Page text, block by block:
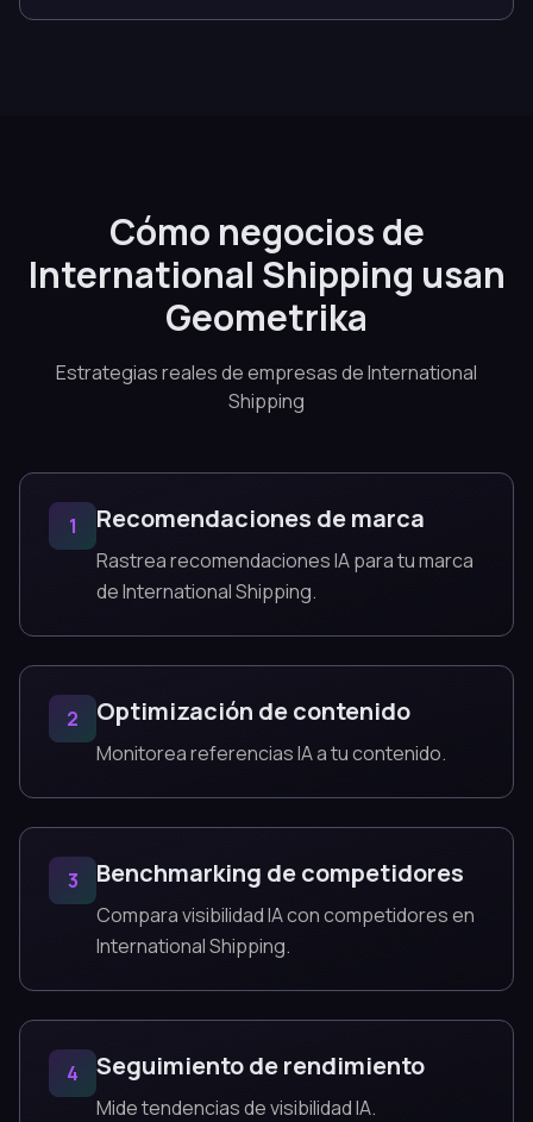
Cómo negocios de
International Shipping usan
Geometrika
Estrategias reales de empresas de International
Shipping
1 Recomendaciones de marca
Rastrea recomendaciones IA para tu marca
de International Shipping.
2 Optimización de contenido
Monitorea referencias IA a tu contenido.
3 Benchmarking de competidores
Compara visibilidad IA con competidores en
International Shipping.
4 Seguimiento de rendimiento
Mide tendencias de visibilidad IA.